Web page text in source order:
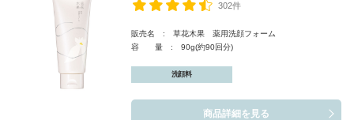
302件
販売名 : 草花木果 薬用洗顔フォーム
容 量 : 90g(約90回分)
洗顔料
商品詳細を見る